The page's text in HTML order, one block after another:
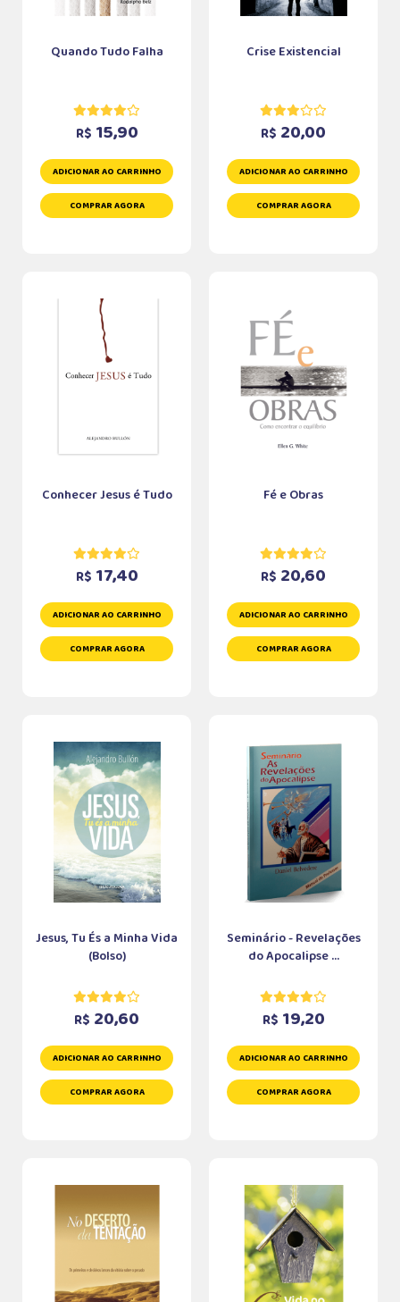
Quando Tudo Falha
R$ 15,90
ADICIONAR AO CARRINHO
COMPRAR AGORA
Crise Existencial
R$ 20,00
ADICIONAR AO CARRINHO
COMPRAR AGORA
Conhecer Jesus é Tudo
R$ 17,40
ADICIONAR AO CARRINHO
COMPRAR AGORA
Fé e Obras
R$ 20,60
ADICIONAR AO CARRINHO
COMPRAR AGORA
Jesus, Tu És a Minha Vida
(Bolso)
R$ 20,60
ADICIONAR AO CARRINHO
COMPRAR AGORA
Seminário - Revelações
do Apocalipse ...
R$ 19,20
ADICIONAR AO CARRINHO
COMPRAR AGORA